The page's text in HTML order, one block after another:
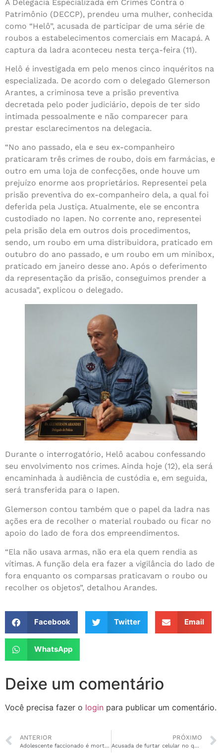
A Delegacia Especializada em Crimes Contra o
Patrimônio (DECCP), prendeu uma mulher, conhecida
como “Helô”, acusada de participar de uma série de
roubos a estabelecimentos comerciais em Macapá. A
captura da ladra aconteceu nesta terça-feira (11).
Helô é investigada em pelo menos cinco inquéritos na
especializada. De acordo com o delegado Glemerson
Arantes, a criminosa teve a prisão preventiva
decretada pelo poder judiciário, depois de ter sido
intimada pessoalmente e não comparecer para
prestar esclarecimentos na delegacia.
“No ano passado, ela e seu ex-companheiro
praticaram três crimes de roubo, dois em farmácias, e
outro em uma loja de confecções, onde houve um
prejuízo enorme aos proprietários. Representei pela
prisão preventiva do ex-companheiro dela, a qual foi
deferida pela Justiça. Atualmente, ele se encontra
custodiado no Iapen. No corrente ano, representei
pela prisão dela em outros dois procedimentos,
sendo, um roubo em uma distribuidora, praticado em
outubro do ano passado, e um roubo em um minibox,
praticado em janeiro desse ano. Após o deferimento
da representação da prisão, conseguimos prender a
acusada”, explicou o delegado.
Durante o interrogatório, Helô acabou confessando
seu envolvimento nos crimes. Ainda hoje (12), ela será
encaminhada à audiência de custódia e, em seguida,
será transferida para o Iapen.
Glemerson contou também que o papel da ladra nas
ações era de recolher o material roubado ou ficar no
apoio do lado de fora dos empreendimentos.
“Ela não usava armas, não era ela quem rendia as
vítimas. A função dela era fazer a vigilância do lado de
fora enquanto os comparsas praticavam o roubo ou
recolher os objetos”, detalhou Arandes.
Facebook Twitter Email
WhatsApp
Deixe um comentário
Você precisa fazer o login para publicar um comentário.
ANTERIOR
Adolescente faccionado é morto em confronto com as Forças de Segurança no Novo Horizonte
PRÓXIMO
Acusada de furtar celular no quiosque de shopping foi identificada e indiciada pela Polícia